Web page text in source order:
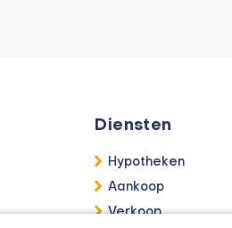
Diensten
Hypotheken
Aankoop
Verkoop